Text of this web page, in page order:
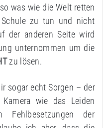
was wie die Welt retten
zu tun und nicht
der anderen Seite wird
unternommen um die
zu lösen.
sogar echt Sorgen – der
wie das Leiden
der